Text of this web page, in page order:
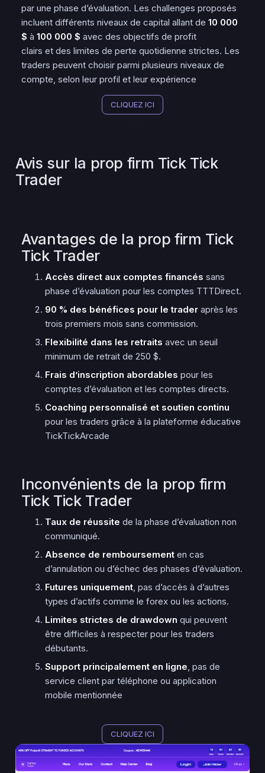
par une phase d’évaluation. Les challenges proposés
incluent différents niveaux de capital allant de 10 000
$ à 100 000 $ avec des objectifs de profit
clairs et des limites de perte quotidienne strictes. Les
traders peuvent choisir parmi plusieurs niveaux de
compte, selon leur profil et leur expérience​
CLIQUEZ ICI
Avis sur la prop firm Tick Tick
Trader
Avantages de la prop firm Tick
Tick Trader
Accès direct aux comptes financés sans
phase d’évaluation pour les comptes TTTDirect.
90 % des bénéfices pour le trader après les
trois premiers mois sans commission.
Flexibilité dans les retraits avec un seuil
minimum de retrait de 250 $.
Frais d’inscription abordables pour les
comptes d’évaluation et les comptes directs.
Coaching personnalisé et soutien continu
pour les traders grâce à la plateforme éducative
TickTickArcade
Inconvénients de la prop firm
Tick Tick Trader
Taux de réussite de la phase d’évaluation non
communiqué.
Absence de remboursement en cas
d’annulation ou d’échec des phases d’évaluation.
Futures uniquement, pas d’accès à d’autres
types d’actifs comme le forex ou les actions.
Limites strictes de drawdown qui peuvent
être difficiles à respecter pour les traders
débutants.
Support principalement en ligne, pas de
service client par téléphone ou application
mobile mentionnée​
CLIQUEZ ICI